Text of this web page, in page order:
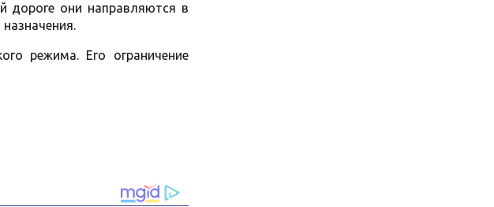
дороге они направляются в
режима. Его ограничение